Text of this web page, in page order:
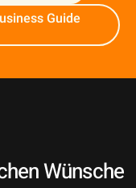
Guide
Wünsche